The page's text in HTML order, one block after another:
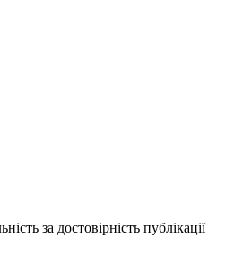
за достовірність публікації